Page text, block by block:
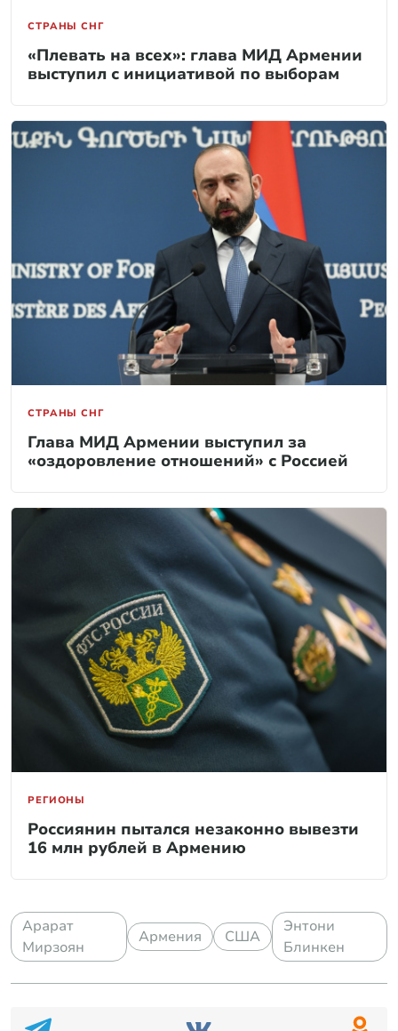
СТРАНЫ СНГ
«Плевать на всех»: глава МИД Армении
выступил с инициативой по выборам
СТРАНЫ СНГ
Глава МИД Армении выступил за
«оздоровление отношений» с Россией
РЕГИОНЫ
Россиянин пытался незаконно вывезти
16 млн рублей в Армению
Арарат
Мирзоян
Армения США
Энтони
Блинкен